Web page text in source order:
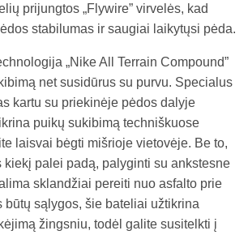
prijungtos „Flywire” virvelės, kad
stabilumas ir saugiai laikytųsi pėda.
„Nike All Terrain Compound”
net susidūrus su purvu. Specialus
kartu su priekinėje pėdos dalyje
puikų sukibimą techniškuose
laisvai bėgti mišrioje vietovėje. Be to,
kiekį palei padą, palyginti su ankstesne
sklandžiai pereiti nuo asfalto prie
būtų sąlygos, šie bateliai užtikrina
žingsniu, todėl galite susitelkti į